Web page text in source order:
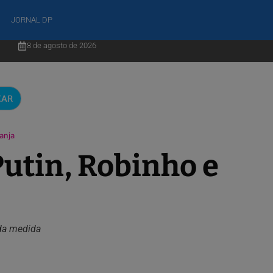
JORNAL DP
8 de agosto de 2026
Robinho e
medida